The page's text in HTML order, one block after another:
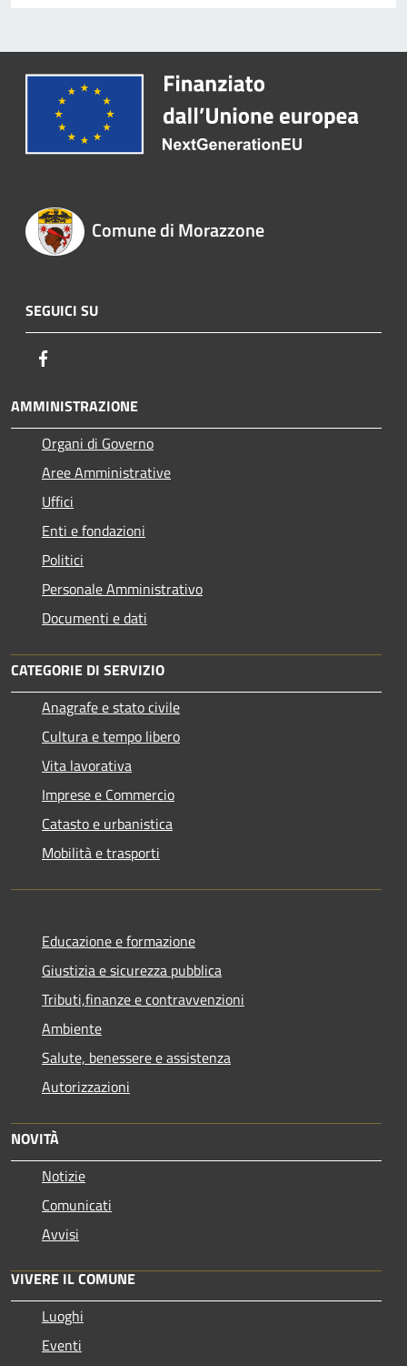
Comune di Morazzone
SEGUICI SU
AMMINISTRAZIONE
Organi di Governo
Aree Amministrative
Uffici
Enti e fondazioni
Politici
Personale Amministrativo
Documenti e dati
CATEGORIE DI SERVIZIO
Anagrafe e stato civile
Cultura e tempo libero
Vita lavorativa
Imprese e Commercio
Catasto e urbanistica
Mobilità e trasporti
Educazione e formazione
Giustizia e sicurezza pubblica
Tributi,finanze e contravvenzioni
Ambiente
Salute, benessere e assistenza
Autorizzazioni
NOVITÀ
Notizie
Comunicati
Avvisi
VIVERE IL COMUNE
Luoghi
Eventi